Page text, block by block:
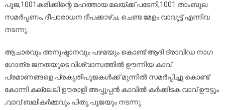
പൂജ,1001കരിക്കിന്റെ മഹത്തായ മലയ്ക്ക് പടേനി,1001 താംബൂല
സമർപ്പണം, ദീപാരാധന ദീപക്കാഴ്ച, ചെണ്ട മേളം വാവൂട്ട് എന്നിവ
നടന്നു.
ആചാരവും അനുഷ്ടാനവും പഴമയും കൊണ്ട് ആദി ദ്രാവിഡ നാഗ
ഗോത്ര ജനതയുടെ വിശ്വാസത്തിൽ ഊന്നിയ കാവ്
പ്രമാണങ്ങളെ പ്രകൃതിപൂജകൾക്ക് മുന്നിൽ സമർപ്പിച്ചു കൊണ്ട്
കോന്നി കല്ലേലി ഊരാളി അപ്പൂപ്പൻ കാവിൽ കർക്കിടക വാവ് ഊട്ടും
,വാവ് ബലികർമ്മവും പിതൃ പൂജയും നടന്നു .